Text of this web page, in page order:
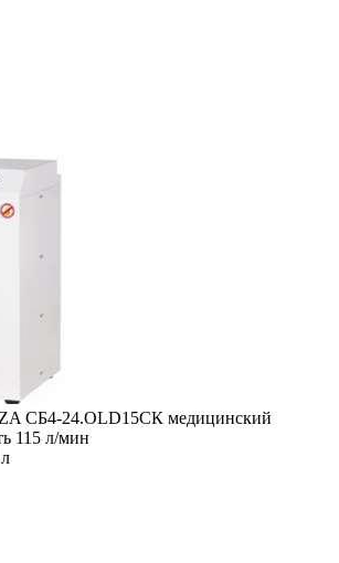
СБ4-24.OLD15СК медицинский
115 л/мин